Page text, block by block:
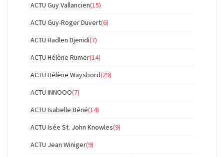
ACTU Guy Vallancien(15)
ACTU Guy-Roger Duvert(6)
ACTU Hadlen Djenidi(7)
ACTU Hélène Rumer(14)
ACTU Hélène Waysbord(29)
ACTU INNOOO(7)
ACTU Isabelle Béné(14)
ACTU Isée St. John Knowles(9)
ACTU Jean Winiger(9)